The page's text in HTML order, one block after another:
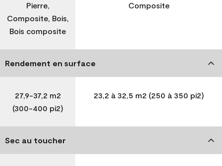
Pierre,
Composite, Bois,
Bois composite
Composite
Rendement en surface
27,9-37,2 m2
(300-400 pi2)
23,2 à 32,5 m2 (250 à 350 pi2)
Sec au toucher